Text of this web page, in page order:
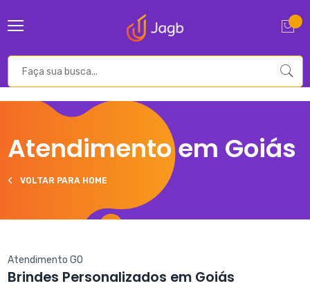
Atendimento em Goiás
VOLTAR PARA HOME
Atendimento GO
Brindes Personalizados em Goiás